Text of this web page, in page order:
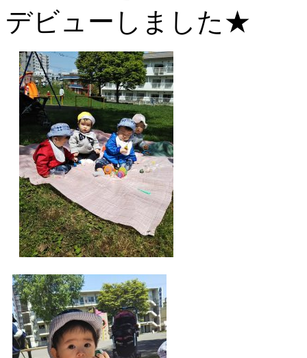
デビューしました★